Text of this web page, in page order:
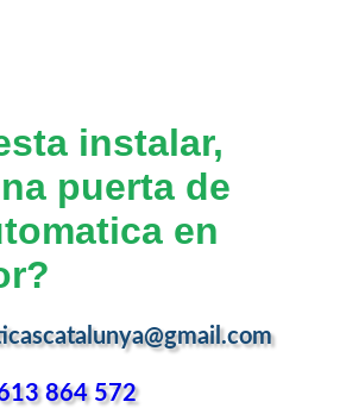
instalar,
puerta de
en
864 572